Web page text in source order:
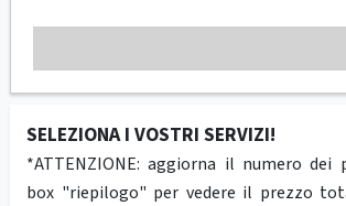
SELEZIONA I VOSTRI SERVIZI!
*ATTENZIONE: aggiorna il numero dei
box "riepilogo" per vedere il prezzo